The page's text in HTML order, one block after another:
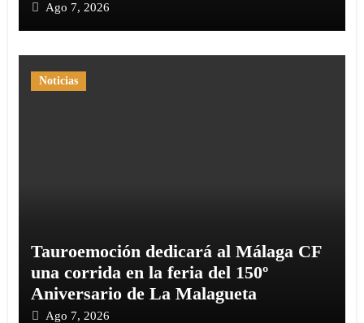
Ago 7, 2026
Noticias
Tauroemoción dedicará al Málaga CF
una corrida en la feria del 150º
Aniversario de La Malagueta
Ago 7, 2026